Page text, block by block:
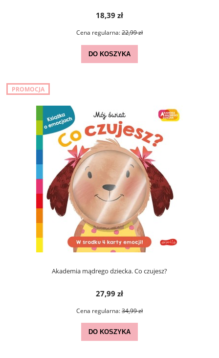
18,39 zł
Cena regularna:22,99 zł
DO KOSZYKA
Akademia mądrego dziecka. Co czujesz?
27,99 zł
Cena regularna:34,99 zł
DO KOSZYKA
PROMOCJA